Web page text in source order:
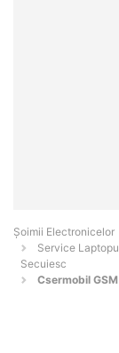
Șoimii Electronicelor
Service
Secuiesc
Csermobil GSM